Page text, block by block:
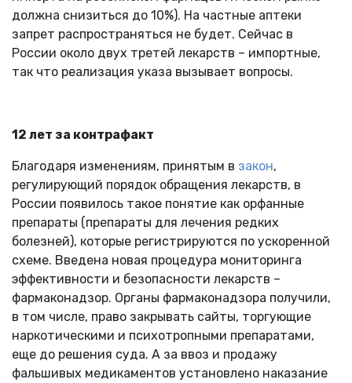
должна снизиться до 10%). На частные аптеки
запрет распространяться не будет. Сейчас в
России около двух третей лекарств – импортные,
так что реализация указа вызывает вопросы.
12 лет за контрафакт
Благодаря изменениям, принятым в закон,
регулирующий порядок обращения лекарств, в
России появилось такое понятие как орфанные
препараты (препараты для лечения редких
болезней), которые регистрируются по ускоренной
схеме. Введена новая процедура мониторинга
эффективности и безопасности лекарств –
фармаконадзор. Органы фармаконадзора получили,
в том числе, право закрывать сайты, торгующие
наркотическими и психотропными препаратами,
еще до решения суда. А за ввоз и продажу
фальшивых медикаментов установлено наказание